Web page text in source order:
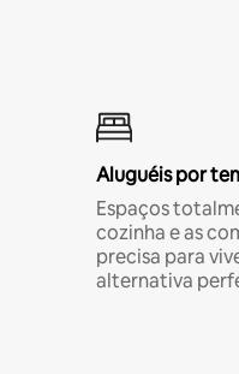
Aluguéis por
Espaços
cozinha e as
precisa para
alternativa